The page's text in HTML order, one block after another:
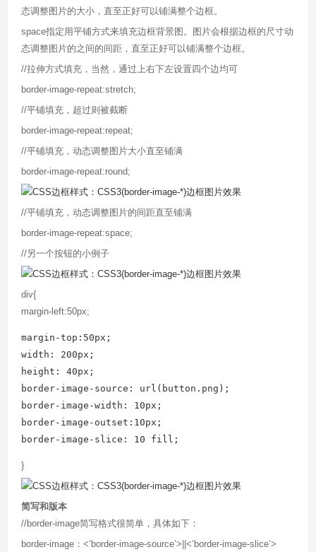
态调整图片的大小，直至正好可以铺满整个边框。
space指定用平铺方式来填充边框背景图。图片会根据边框的尺寸动
态调整图片的之间的间距，直至正好可以铺满整个边框。
//拉伸方式填充，当然，通过上右下左设置四个边均可
border-image-repeat:stretch;
//平铺填充，超过则被截断
border-image-repeat:repeat;
//平铺填充，动态调整图片大小直至铺满
border-image-repeat:round;
//平铺填充，动态调整图片的间距直至铺满
border-image-repeat:space;
//另一个按钮的小例子
div{
margin-left:50px;
margin-top:50px;
width: 200px;
height: 40px;
border-image-source: url(button.png);
border-image-width: 10px;
border-image-outset:10px;
border-image-slice: 10 fill;
}
简写和版本
//border-image简写格式很简单，具体如下：
border-image：<‘border-image-source’>||<‘border-image-slice’>